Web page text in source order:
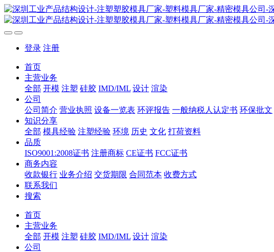
登录 注册
首页
主营业务
全部 开模 注塑 硅胶 IMD/IML 设计 渲染
公司
公司简介 营业执照 设备一览表 环评报告 一般纳税人认定书 环保批文
知识分享
全部 模具经验 注塑经验 环境 历史 文化 打荷资料
品质
ISO9001:2008证书 注册商标 CE证书 FCC证书
商务内容
收款银行 业务介绍 交货期限 合同范本 收费方式
联系我们
搜索
首页
主营业务
全部 开模 注塑 硅胶 IMD/IML 设计 渲染
公司